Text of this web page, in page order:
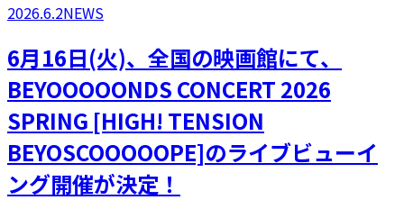
2026.6.2NEWS
6月16日(火)、全国の映画館にて、
BEYOOOOONDS CONCERT 2026
SPRING [HIGH! TENSION
BEYOSCOOOOOPE]のライブビューイ
ング開催が決定！